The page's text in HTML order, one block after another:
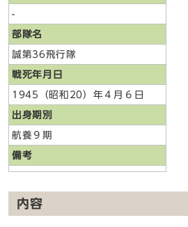
-
部隊名
誠第36飛行隊
戦死年月日
1945（昭和20）年４月６日
出身期別
航養９期
備考
内容